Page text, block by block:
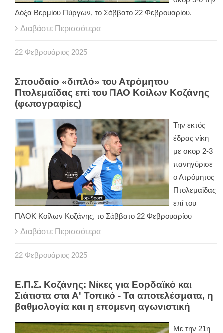
Δόξα Βερμίου Πύργων, το Σάββατο 22 Φεβρουαρίου.
Διαβάστε Περισσότερα
22 Φεβρουάριος 2025
Σπουδαίο «διπλό» του Ατρόμητου
Πτολεμαΐδας επί του ΠΑΟ Κοίλων Κοζάνης
(φωτογραφίες)
Την εκτός
έδρας νίκη
με σκορ 2-3
πανηγύρισε
ο Ατρόμητος
Πτολεμαΐδας
επί του
ΠΑΟΚ Κοίλων Κοζάνης, το Σάββατο 22 Φεβρουαρίου
Διαβάστε Περισσότερα
22 Φεβρουάριος 2025
Ε.Π.Σ. Κοζάνης: Νίκες για Εορδαϊκό και
Σιάτιστα στα Α' Τοπικό - Τα αποτελέσματα, η
βαθμολογία και η επόμενη αγωνιστική
Με την 21η